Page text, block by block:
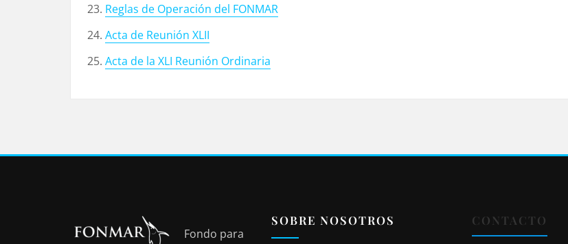
Reglas de Operación del FONMAR
Acta de Reunión XLII
Acta de la XLI Reunión Ordinaria
Fondo para
SOBRE NOSOTROS CONTACTO